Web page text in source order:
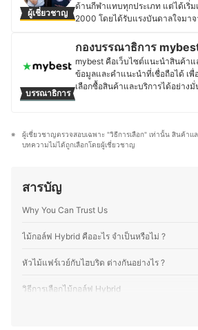
ผู้เชี่ยวชาญ
ด้านกีฬาแทบทุกประเภท แต่ได้เริ่ม
2000 โดยได้รับแรงบันดาลใจมา
จนถึงปัจจุบัน โดยมีประสบการณ์ใน
ในการเล่นทัวร์อาชีพทั้งในประเทศ
ประสบการณ์ด้านการแข่งกอล์ฟมา
เข้าร่วมทีมกับสถาบัน Golfing
บรรณาธิการ
กองบรรณาธิการ
mybest คือเว็บไซต์แนะนำสินค้าแ
ข้อมูลและคำแนะนำที่เชื่อถือได้ เ
เลือกซื้อสินค้าและบริการได้อย่างมั่
และเรียบเรียงโดยทีมบรรณาธิการ
ต้องร่วมกับผู้เชี่ยวชาญในแต่ละหม
เพราะเราเข้าใจว่าความต้องการ
โจทย์การใช้งานในชีวิตประจำวันม
ผู้เชี่ยวชาญตรวจสอบเฉพาะ "วิธีการเลือก" เท่านั้น สินค้าแ
บทความไม่ได้ถูกเลือกโดยผู้เชี่ยวชาญ
สารบัญ
Why You Can Trust Us
ไม้กอล์ฟ Hybrid คืออะไร จำเป็นหรือไม่ ?
หัวไม้แฟร์เวย์กับไฮบริด ต่างกันอย่างไร ?
วิธีการเลือกไม้กอล์ฟ Hybrid